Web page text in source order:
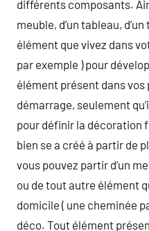
différents composants.
meuble, d’un tableau,
élément que vivez dans
par exemple ) pour
élément présent dans
démarrage, seulement
pour définir la décoration
bien se a créé à partir de
vous pouvez partir d’un
ou de tout autre élément
domicile ( une cheminée
déco. Tout élément